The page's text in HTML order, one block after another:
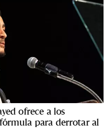
ofrece a los
para derrotar al